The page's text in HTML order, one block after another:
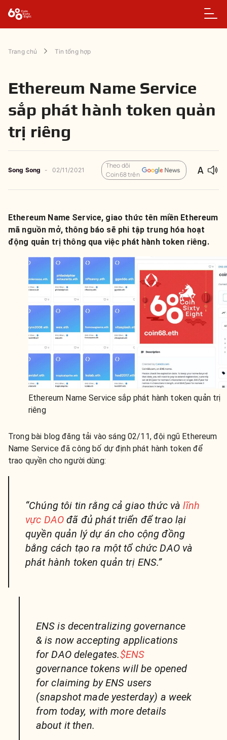
Trang chủ Tin tổng hợp
Ethereum Name Service
sắp phát hành token quản
trị riêng
Song Song - 02/11/2021
Theo dõi
Coin68 trên
Ethereum Name Service, giao thức tên miền Ethereum
mã nguồn mở, thông báo sẽ phi tập trung hóa hoạt
động quản trị thông qua việc phát hành token riêng.
Ethereum Name Service sắp phát hành token quản trị
riêng
Trong bài blog đăng tải vào sáng 02/11, đội ngũ Ethereum
Name Service đã công bố dự định phát hành token để
trao quyền cho người dùng:
“Chúng tôi tin rằng cả giao thức vàlĩnh
vực DAO đã đủ phát triển để trao lại
quyền quản lý dự án cho cộng đồng
bằng cách tạo ra một tổ chức DAO và
phát hành token quản trị ENS.”
ENS is decentralizing governance
& is now accepting applications
for DAO delegates.$ENS
governance tokens will be opened
for claiming by ENS users
(snapshot made yesterday) a week
from today, with more details
about it then.